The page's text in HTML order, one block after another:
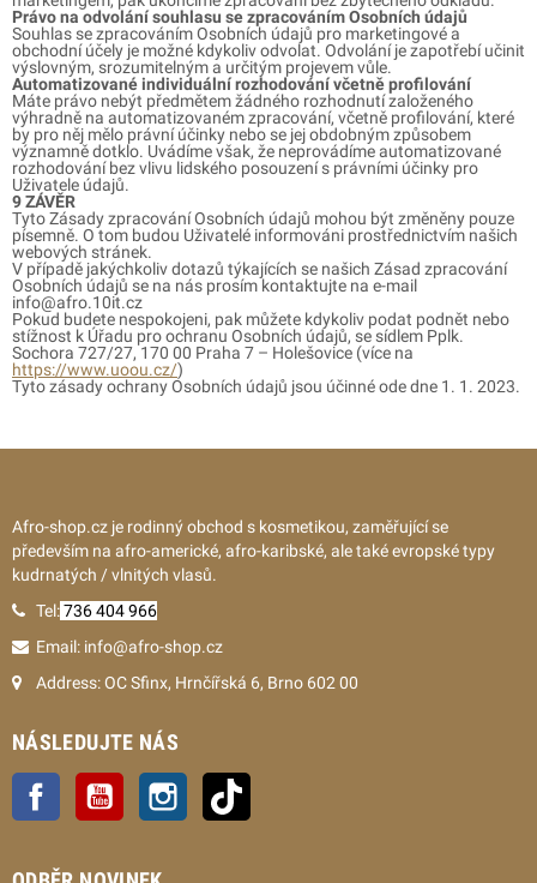
Právo na odvolání souhlasu se zpracováním Osobních údajů
Souhlas se zpracováním Osobních údajů pro marketingové a
obchodní účely je možné kdykoliv odvolat. Odvolání je zapotřebí učinit
výslovným, srozumitelným a určitým projevem vůle.
Automatizované individuální rozhodování včetně profilování
Máte právo nebýt předmětem žádného rozhodnutí založeného
výhradně na automatizovaném zpracování, včetně profilování, které
by pro něj mělo právní účinky nebo se jej obdobným způsobem
významně dotklo. Uvádíme však, že neprovádíme automatizované
rozhodování bez vlivu lidského posouzení s právními účinky pro
Uživatele údajů.
9 ZÁVĚR
Tyto Zásady zpracování Osobních údajů mohou být změněny pouze
písemně. O tom budou Uživatelé informováni prostřednictvím našich
webových stránek.
V případě jakýchkoliv dotazů týkajících se našich Zásad zpracování
Osobních údajů se na nás prosím kontaktujte na e-mail
info@afro.10it.cz
Pokud budete nespokojeni, pak můžete kdykoliv podat podnět nebo
stížnost k Úřadu pro ochranu Osobních údajů, se sídlem Pplk.
Sochora 727/27, 170 00 Praha 7 – Holešovice (více na
https://www.uoou.cz/)
Tyto zásady ochrany Osobních údajů jsou účinné ode dne 1. 1. 2023.
Afro-shop.cz je rodinný obchod s kosmetikou, zaměřující se
především na afro-americké, afro-karibské, ale také evropské typy
kudrnatých / vlnitých vlasů.
Tel:736 404 966
Email: info@afro-shop.cz
Address: OC Sfinx, Hrnčířská 6, Brno 602 00
NÁSLEDUJTE NÁS
Facebook YouTube Instagram